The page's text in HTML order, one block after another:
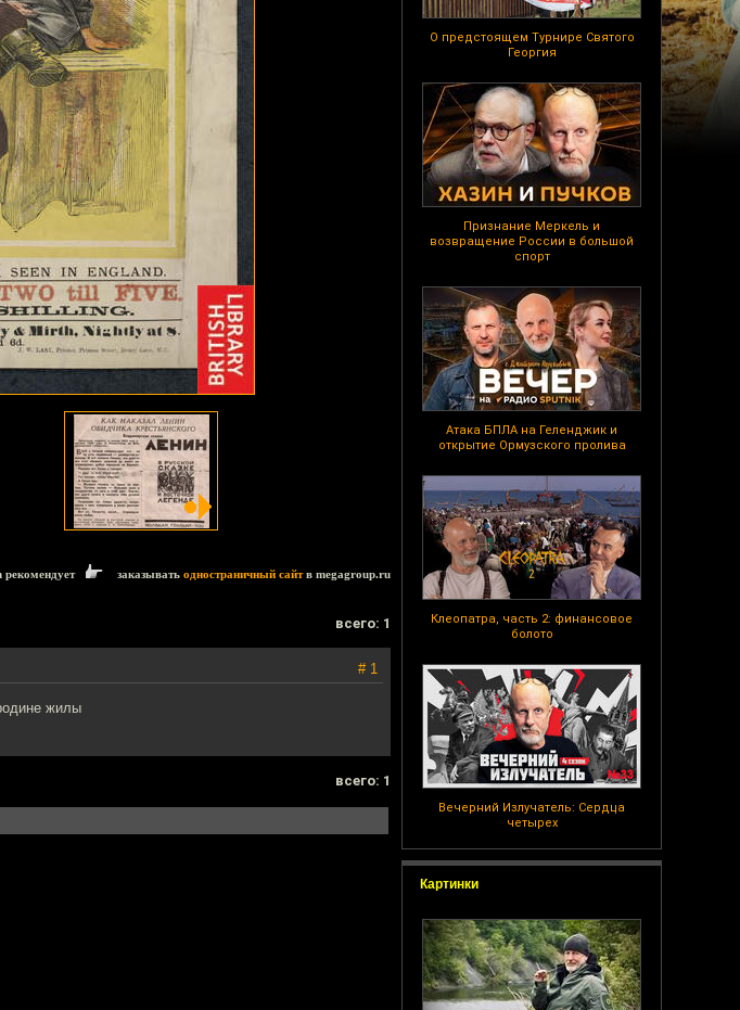
О предстоящем Турнире Святого
Георгия
Признание Меркель и
возвращение России в большой
спорт
Атака БПЛА на Геленджик и
открытие Ормузского пролива
Клеопатра, часть 2: финансовое
болото
Вечерний Излучатель: Сердца
четырех
Картинки
рекомендует заказывать одностраничный сайтв megagroup.ru
всего: 1
# 1
жилы
всего: 1